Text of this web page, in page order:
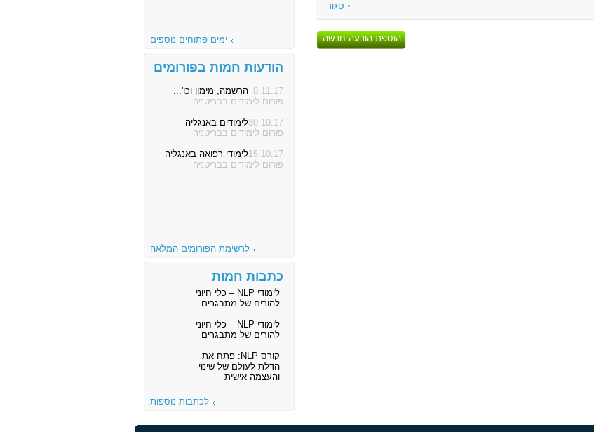
סגור
הוספת הודעה חדשה ימים פתוחים נוספים
הודעות חמות בפורומים
8.11.17 הרשמה, מימון וכו'...
פורום לימודים בבריטניה
30.10.17לימודים באנגליה
פורום לימודים בבריטניה
15.10.17לימודי רפואה באנגליה
פורום לימודים בבריטניה
לרשימת הפורומים המלאה
כתבות חמות
לימודי NLP – כלי חיוני
להורים של מתבגרים
לימודי NLP – כלי חיוני
להורים של מתבגרים
קורס NLP: פתח את
הדלת לעולם של שינוי
והעצמה אישית
לכתבות נוספות